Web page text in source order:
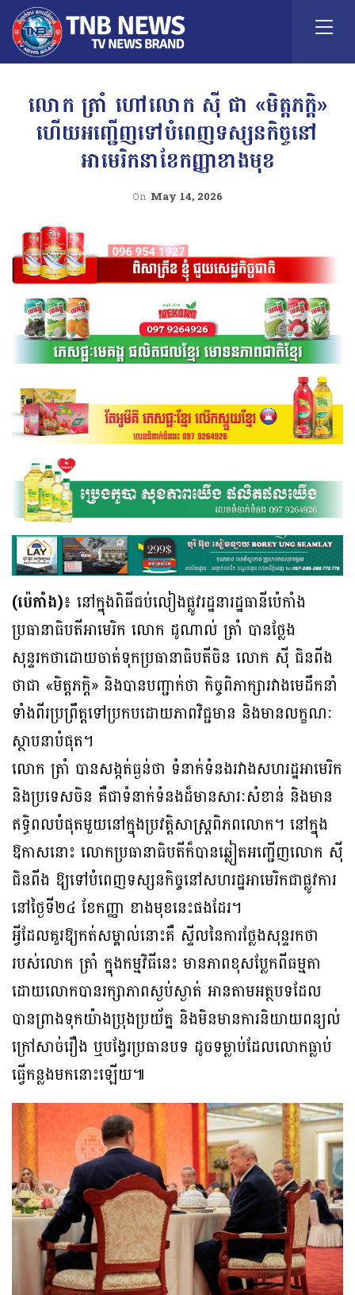
លោក ត្រាំ ហៅលោក​ សុី ជា​ «មិត្តភក្តិ»
ហើយអញ្ជើញទៅបំពេញទស្សនកិច្ចនៅ
អាមេរិកនាខែកញ្ញាខាងមុខ
On May 14, 2026
(ប៉េកាំង)៖ នៅក្នុងពិធីជប់លៀងផ្លូវរដ្ឋនារដ្ឋធានីប៉េកាំង
ប្រធានាធិបតីអាមេរិក លោក ដូណាល់ ត្រាំ បានថ្លែង
សុន្ទរកថាដោយចាត់ទុកប្រធានាធិបតីចិន លោក ស៊ី ជិនពីង
ថាជា «មិត្តភក្តិ» និងបានបញ្ជាក់ថា កិច្ចពិភាក្សារវាងមេដឹកនាំ
ទាំងពីរប្រព្រឹត្តទៅប្រកបដោយភាពវិជ្ជមាន និងមានលក្ខណៈ
ស្ថាបនាបំផុត។
លោក ត្រាំ បានសង្កត់ធ្ងន់ថា ទំនាក់ទំនងរវាងសហរដ្ឋអាមេរិក
និងប្រទេសចិន គឺជាទំនាក់ទំនងដ៏មានសារៈសំខាន់ និងមាន
ឥទ្ធិពលបំផុតមួយនៅក្នុងប្រវត្តិសាស្ត្រពិភពលោក។ នៅក្នុង
ឱកាសនោះ លោកប្រធានាធិបតីក៏បានឆ្លៀតអញ្ជើញលោក ស៊ី
ជិនពីង ឱ្យទៅបំពេញទស្សនកិច្ចនៅសហរដ្ឋអាមេរិកជាផ្លូវការ
នៅថ្ងៃទី២៤ ខែកញ្ញា ខាងមុខនេះផងដែរ។
អ្វីដែលគួរឱ្យកត់សម្គាល់នោះគឺ ស្ទីលនៃការថ្លែងសុន្ទរកថា
របស់លោក ត្រាំ ក្នុងកម្មវិធីនេះ មានភាពខុសប្លែកពីធម្មតា
ដោយលោកបានរក្សាភាពស្ងប់ស្ងាត់ អានតាមអត្ថបទដែល
បានព្រាងទុកយ៉ាងប្រុងប្រយ័ត្ន និងមិនមានការនិយាយពន្យល់
ក្រៅសាច់រឿង ឬបង្វែរប្រធានបទ ដូចទម្លាប់ដែលលោកធ្លាប់
ធ្វើកន្លងមកនោះឡើយ៕